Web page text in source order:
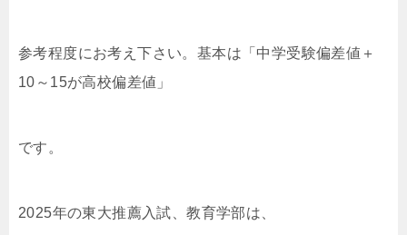
参考程度にお考え下さい。基本は「中学受験偏差値＋
10～15が高校偏差値」
です。
2025年の東大推薦入試、教育学部は、